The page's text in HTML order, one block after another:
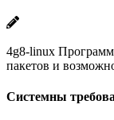
4g8-linux
пакетов и
Системны